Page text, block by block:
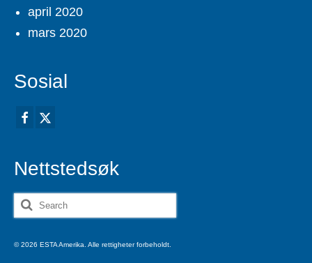
april 2020
mars 2020
Sosial
Nettstedsøk
Search
for:
© 2026 ESTA Amerika. Alle rettigheter forbeholdt.